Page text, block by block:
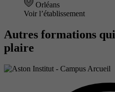
Orléans
Voir l’établissement
Autres formations
plaire